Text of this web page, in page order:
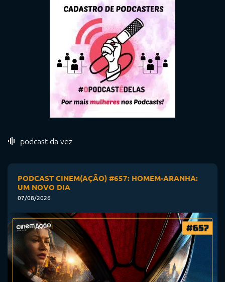
podcast da vez
PODCAST CINEM(AÇÃO) #657: HOMEM-ARANHA:
UM NOVO DIA
07/08/2026